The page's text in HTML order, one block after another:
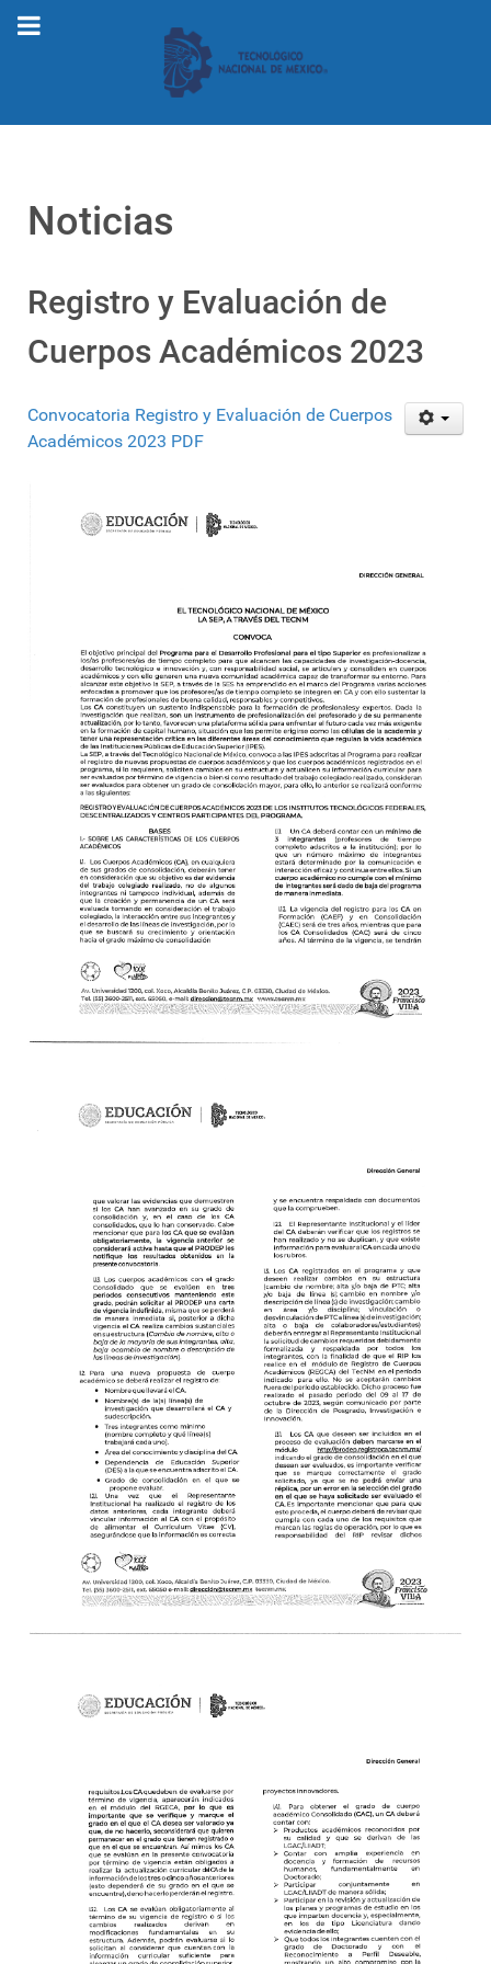
Noticias
Registro y Evaluación de
Cuerpos Académicos 2023
Convocatoria Registro y Evaluación de Cuerpos
Académicos 2023 PDF